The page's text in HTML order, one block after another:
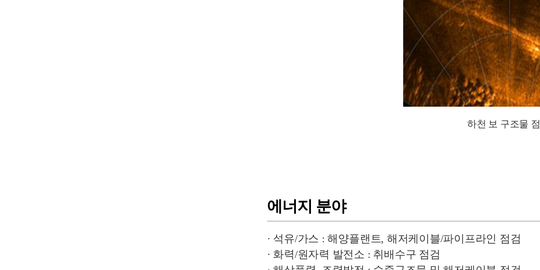
하천 보 구조물
에너지 분야
· 석유/가스 : 해양플랜트, 해저케이블/파이프라인 점검
· 화력/원자력 발전소 : 취배수구 점검